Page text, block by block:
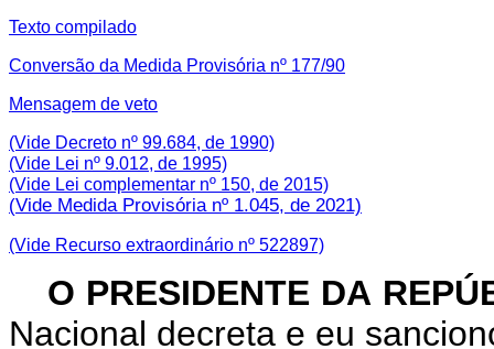
Texto compilado
Conversão da Medida Provisória nº 177/90
Mensagem de veto
(Vide Decreto nº 99.684, de 1990)
(Vide Lei nº 9.012, de 1995)
(Vide Lei complementar nº 150, de 2015)
(Vide Medida Provisória nº 1.045, de 2021)
(Vide Recurso extraordinário nº 522897)
O PRESIDENTE DA
Nacional decreta e eu